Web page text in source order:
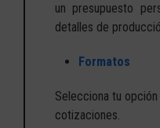
un presupuesto
detalles de
Formatos
Selecciona tu
cotizaciones.